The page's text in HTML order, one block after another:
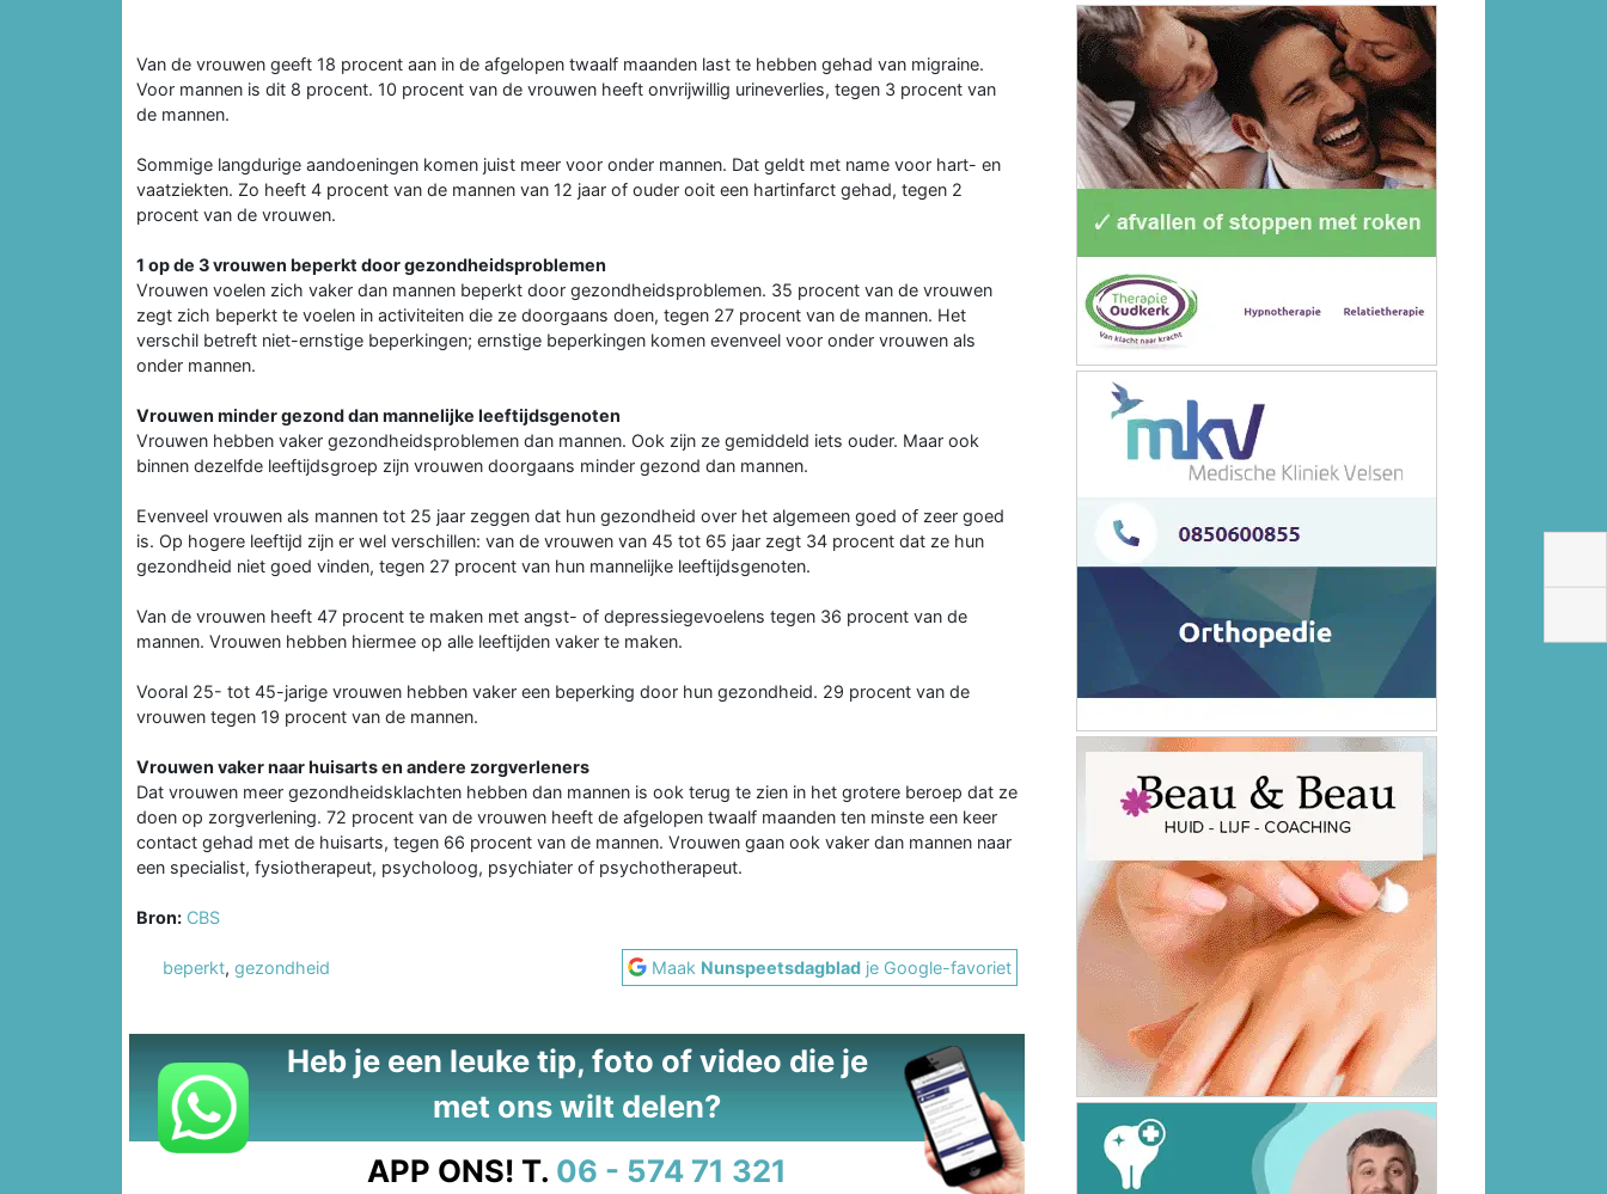
Van de vrouwen geeft 18 procent aan in de afgelopen twaalf maanden last te hebben gehad van migraine.
Voor mannen is dit 8 procent. 10 procent van de vrouwen heeft onvrijwillig urineverlies, tegen 3 procent van
de mannen.
Sommige langdurige aandoeningen komen juist meer voor onder mannen. Dat geldt met name voor hart- en
vaatziekten. Zo heeft 4 procent van de mannen van 12 jaar of ouder ooit een hartinfarct gehad, tegen 2
procent van de vrouwen.
1 op de 3 vrouwen beperkt door gezondheidsproblemen
Vrouwen voelen zich vaker dan mannen beperkt door gezondheidsproblemen. 35 procent van de vrouwen
zegt zich beperkt te voelen in activiteiten die ze doorgaans doen, tegen 27 procent van de mannen. Het
verschil betreft niet-ernstige beperkingen; ernstige beperkingen komen evenveel voor onder vrouwen als
onder mannen.
Vrouwen minder gezond dan mannelijke leeftijdsgenoten
Vrouwen hebben vaker gezondheidsproblemen dan mannen. Ook zijn ze gemiddeld iets ouder. Maar ook
binnen dezelfde leeftijdsgroep zijn vrouwen doorgaans minder gezond dan mannen.
Evenveel vrouwen als mannen tot 25 jaar zeggen dat hun gezondheid over het algemeen goed of zeer goed
is. Op hogere leeftijd zijn er wel verschillen: van de vrouwen van 45 tot 65 jaar zegt 34 procent dat ze hun
gezondheid niet goed vinden, tegen 27 procent van hun mannelijke leeftijdsgenoten.
Van de vrouwen heeft 47 procent te maken met angst- of depressiegevoelens tegen 36 procent van de
mannen. Vrouwen hebben hiermee op alle leeftijden vaker te maken.
Vooral 25- tot 45-jarige vrouwen hebben vaker een beperking door hun gezondheid. 29 procent van de
vrouwen tegen 19 procent van de mannen.
Vrouwen vaker naar huisarts en andere zorgverleners
Dat vrouwen meer gezondheidsklachten hebben dan mannen is ook terug te zien in het grotere beroep dat ze
doen op zorgverlening. 72 procent van de vrouwen heeft de afgelopen twaalf maanden ten minste een keer
contact gehad met de huisarts, tegen 66 procent van de mannen. Vrouwen gaan ook vaker dan mannen naar
een specialist, fysiotherapeut, psycholoog, psychiater of psychotherapeut.
Bron: CBS
beperkt, gezondheid Maak Nunspeetsdagblad je Google-favoriet
Heb je een leuke tip, foto of video die je
met ons wilt delen?
APP ONS! T. 06 - 574 71 321